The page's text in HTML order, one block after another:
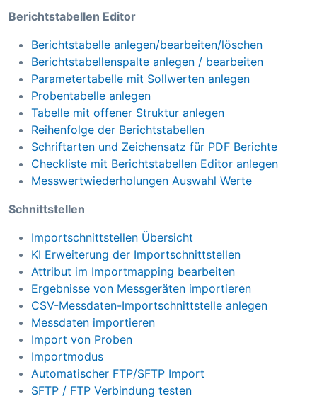
Berichtstabellen Editor
Berichtstabelle anlegen/bearbeiten/löschen
Berichtstabellenspalte anlegen / bearbeiten
Parametertabelle mit Sollwerten anlegen
Probentabelle anlegen
Tabelle mit offener Struktur anlegen
Reihenfolge der Berichtstabellen
Schriftarten und Zeichensatz für PDF Berichte
Checkliste mit Berichtstabellen Editor anlegen
Messwertwiederholungen Auswahl Werte
Schnittstellen
Importschnittstellen Übersicht
KI Erweiterung der Importschnittstellen
Attribut im Importmapping bearbeiten
Ergebnisse von Messgeräten importieren
CSV-Messdaten-Importschnittstelle anlegen
Messdaten importieren
Import von Proben
Importmodus
Automatischer FTP/SFTP Import
SFTP / FTP Verbindung testen